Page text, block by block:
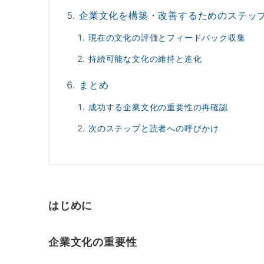
企業文化を構築・改善するためのステッ
現在の文化の評価とフィードバック収集
持続可能な文化の維持と進化
まとめ
成功する企業文化の重要性の再確認
次のステップと読者への呼びかけ
はじめに
企業文化の重要性